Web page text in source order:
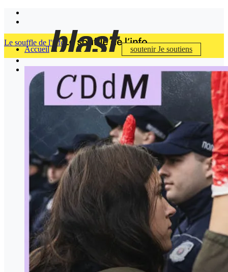
Accueil soutenirJe soutiens
Le souffle de l'info